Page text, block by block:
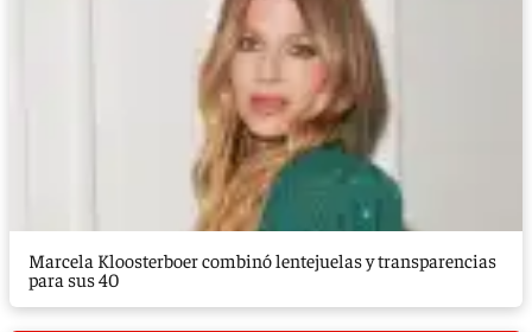
Marcela Kloosterboer combinó lentejuelas y transparencias
para sus 40